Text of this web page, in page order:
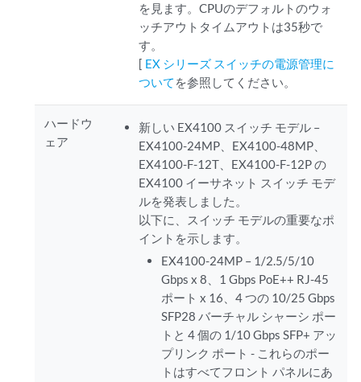
を見ます。CPUのデフォルトのウォ
ッチアウトタイムアウトは35秒で
す。
[ EX シリーズ スイッチの電源管理に
ついて を参照してください。
ハードウ
ェア
新しい EX4100 スイッチ モデル –
EX4100-24MP、EX4100-48MP、
EX4100-F-12T、EX4100-F-12P の
EX4100 イーサネット スイッチ モデ
ルを発表しました。
以下に、スイッチ モデルの重要なポ
イントを示します。
EX4100-24MP – 1/2.5/5/10
Gbps x 8、1 Gbps PoE++ RJ-45
ポート x 16、4 つの 10/25 Gbps
SFP28 バーチャル シャーシ ポー
トと 4 個の 1/10 Gbps SFP+ アッ
プリンク ポート - これらのポー
トはすべてフロント パネルにあ